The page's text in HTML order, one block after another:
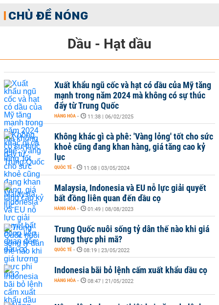
CHỦ ĐỀ NÓNG
Dầu - Hạt dầu
Xuất khẩu ngũ cốc và hạt có dầu của Mỹ tăng
mạnh trong năm 2024 mà không có sự thúc
đẩy từ Trung Quốc
HÀNG HÓA - 11:38 | 06/02/2025
Không khác gì cà phê: 'Vàng lỏng' tốt cho sức
khoẻ cũng đang khan hàng, giá tăng cao kỷ
lục
QUỐC TẾ - 11:08 | 03/05/2024
Malaysia, Indonesia và EU nỗ lực giải quyết
bất đồng liên quan đến dầu cọ
HÀNG HÓA - 01:49 | 08/08/2023
Trung Quốc nuôi sống tỷ dân thế nào khi giá
lương thực phi mã?
QUỐC TẾ - 08:19 | 23/05/2022
Indonesia bãi bỏ lệnh cấm xuất khẩu dầu cọ
HÀNG HÓA - 08:47 | 21/05/2022